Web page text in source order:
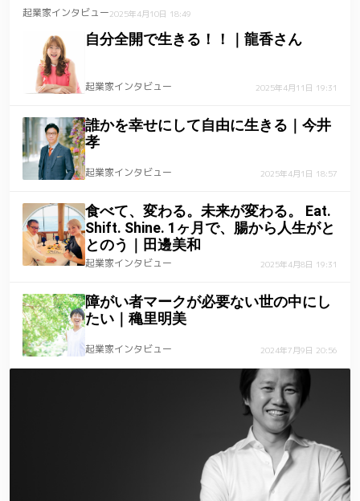
起業家インタビュー2025年4月10日 18:49
自分全開で生きる！！｜龍香さん
起業家インタビュー 2025年4月11日 19:31
誰かを幸せにして自由に生きる｜今井
孝
起業家インタビュー 2025年4月1日 18:57
食べて、変わる。未来が変わる。 Eat.
Shift. Shine. 1ヶ月で、腸から人生がと
とのう｜田邊美和
起業家インタビュー 2025年4月8日 19:31
障がい者マークが必要ない世の中にし
たい｜穐里明美
起業家インタビュー 2024年7月9日 20:56